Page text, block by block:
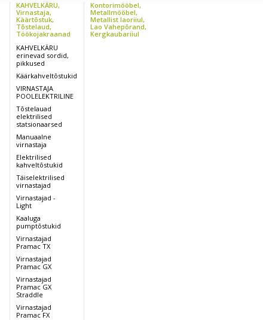
KAHVELKÄRU,
Virnastaja,
Käärtõstuk,
Tõstelaud,
Töökojakraanad
KAHVELKÄRU
erinevad sordid,
pikkused
Käärkahveltõstukid
VIRNASTAJA
POOLELEKTRILINE
Tõstelauad
elektrilised
statsionaarsed
Manuaalne
virnastaja
Elektrilised
kahveltõstukid
Täiselektrilised
virnastajad
Virnastajad -
Light
Kaaluga
pumptõstukid
Virnastajad
Pramac TX
Virnastajad
Pramac GX
Virnastajad
Pramac GX
Straddle
Virnastajad
Pramac FX
Kontorimööbel,
Metallmööbel,
Metallist laoriiul,
Lao Vahepõrand,
Kergkaubariiul